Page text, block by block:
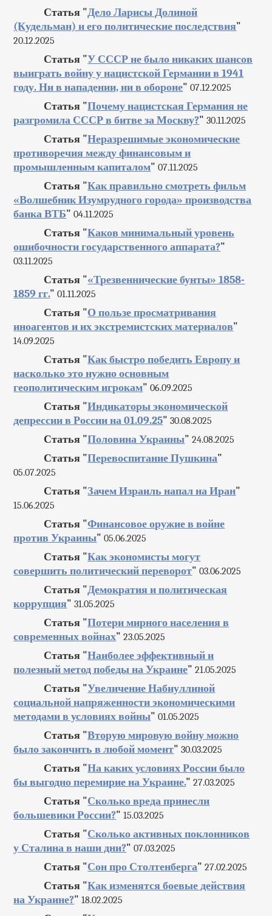
Статья "Дело Ларисы Долиной
(Кудельман) и его политические последствия"
20.12.2025
Статья "У СССР не было никаких шансов
выиграть войну у нацистской Германии в 1941
году. Ни в нападении, ни в обороне" 07.12.2025
Статья "Почему нацистская Германия не
разгромила СССР в битве за Москву?" 30.11.2025
Статья "Неразрешимые экономические
противоречия между финансовым и
промышленным капиталом" 07.11.2025
Статья "Как правильно смотреть фильм
«Волшебник Изумрудного города» производства
банка ВТБ" 04.11.2025
Статья "Каков минимальный уровень
ошибочности государственного аппарата?"
03.11.2025
Статья "«Трезвеннические бунты» 1858-
1859 гг." 01.11.2025
Статья "О пользе просматривания
иноагентов и их экстремистских материалов"
14.09.2025
Статья "Как быстро победить Европу и
насколько это нужно основным
геополитическим игрокам" 06.09.2025
Статья "Индикаторы экономической
депрессии в России на 01.09.25" 30.08.2025
Статья "Половина Украины" 24.08.2025
Статья "Перевоспитание Пушкина"
05.07.2025
Статья "Зачем Израиль напал на Иран"
15.06.2025
Статья "Финансовое оружие в войне
против Украины" 05.06.2025
Статья "Как экономисты могут
совершить политический переворот" 03.06.2025
Статья "Демократия и политическая
коррупция" 31.05.2025
Статья "Потери мирного населения в
современных войнах" 23.05.2025
Статья "Наиболее эффективный и
полезный метод победы на Украине" 21.05.2025
Статья "Увеличение Набиуллиной
социальной напряженности экономическими
методами в условиях войны" 01.05.2025
Статья "Вторую мировую войну можно
было закончить в любой момент" 30.03.2025
Статья "На каких условиях России было
бы выгодно перемирие на Украине." 27.03.2025
Статья "Сколько вреда принесли
большевики России?" 15.03.2025
Статья "Сколько активных поклонников
у Сталина в наши дни?" 07.03.2025
Статья "Сон про Столтенберга" 27.02.2025
Статья "Как изменятся боевые действия
на Украине?" 18.02.2025